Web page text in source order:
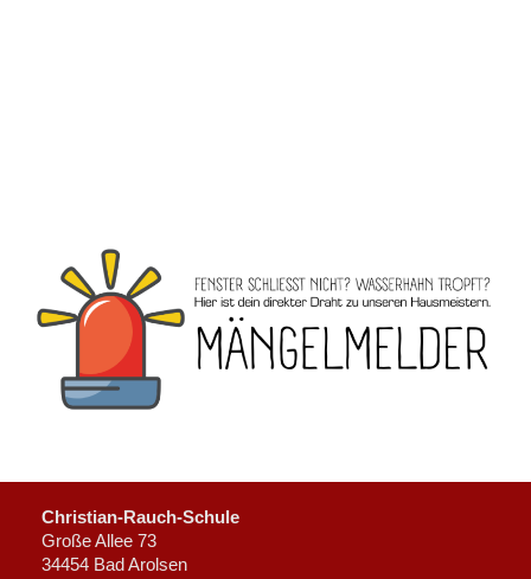
Christian-Rauch-Schule
Große Allee 73
34454 Bad Arolsen